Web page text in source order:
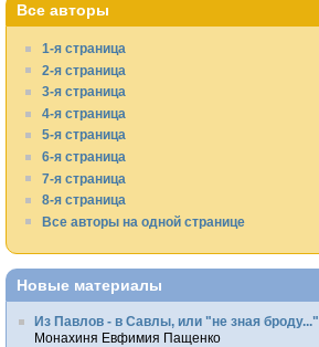
Все авторы
1-я страница
2-я страница
3-я страница
4-я страница
5-я страница
6-я страница
7-я страница
8-я страница
Все авторы на одной странице
Новые материалы
Из Павлов - в Савлы, или "не зная броду..."
Монахиня Евфимия Пащенко